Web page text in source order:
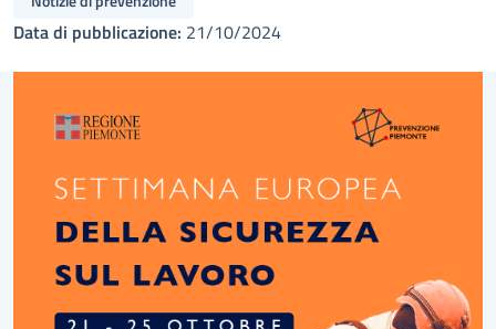
Data di pubblicazione: 21/10/2024